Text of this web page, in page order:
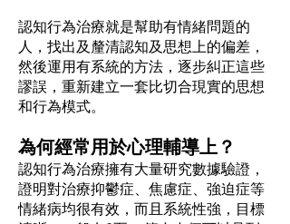
認知行為治療就是幫助有情緒問題的
人，找出及釐清認知及思想上的偏差，
然後運用有系統的方法，逐步糾正這些
謬誤，重新建立一套比切合現實的思想
和行為模式。
為何經常用於心理輔導上？
認知行為治療擁有大量研究數據驗證，
證明對治療抑鬱症、焦慮症、強迫症等
情緒病均很有效，而且系統性強，目標